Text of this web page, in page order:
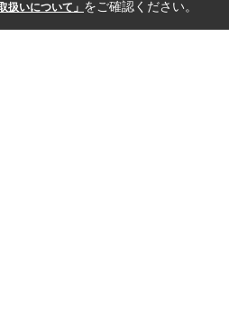
扱いについて」 をご確認ください。